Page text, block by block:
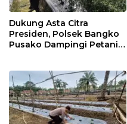
Dukung Asta Citra
Presiden, Polsek Bangko
Pusako Dampingi Petani